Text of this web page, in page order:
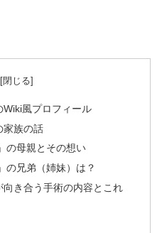
Wiki風プロフィール
家族の話
の母親とその想い
の兄弟（姉妹）は？
き合う手術の内容とこれ